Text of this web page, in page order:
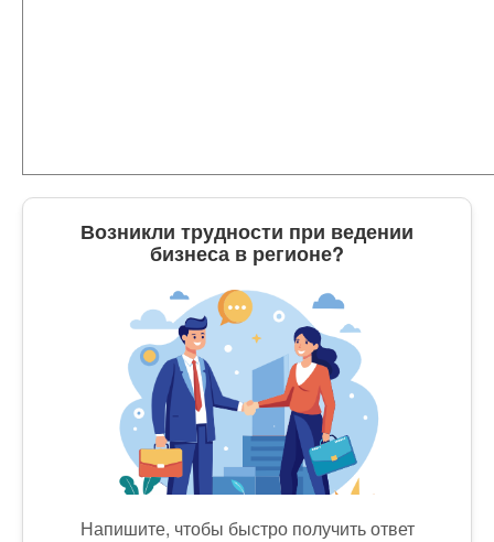
Возникли трудности при ведении
бизнеса в регионе?
Напишите, чтобы быстро получить ответ